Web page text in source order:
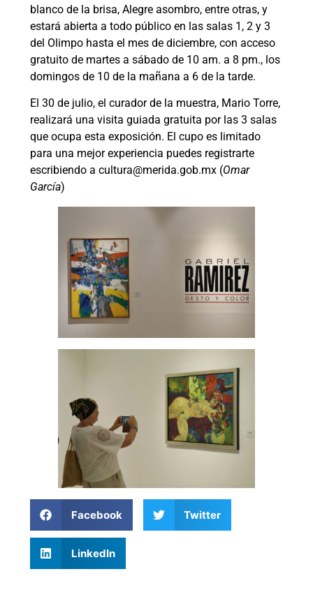
blanco de la brisa, Alegre asombro, entre otras, y
estará abierta a todo público en las salas 1, 2 y 3
del Olimpo hasta el mes de diciembre, con acceso
gratuito de martes a sábado de 10 am. a 8 pm., los
domingos de 10 de la mañana a 6 de la tarde.
El 30 de julio, el curador de la muestra, Mario Torre,
realizará una visita guiada gratuita por las 3 salas
que ocupa esta exposición. El cupo es limitado
para una mejor experiencia puedes registrarte
escribiendo a cultura@merida.gob.mx (Omar
García)
Facebook Twitter
LinkedIn